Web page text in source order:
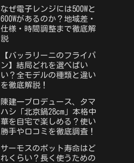
なぜ電子レンジには500Wと
600Wがあるのか？地域差・
仕様・時間調整まで徹底解
説
【バッラリーニのフライパ
ン】結局どれを選べばい
い？全モデルの種類と違い
を徹底解説！
陳建一プロデュース、タマ
ハシ「北京鍋28cm」本格中
華を自宅で楽しめる？使い
勝手や口コミを徹底調査！
サーモスのポット寿命はど
れくらい？長く使うための